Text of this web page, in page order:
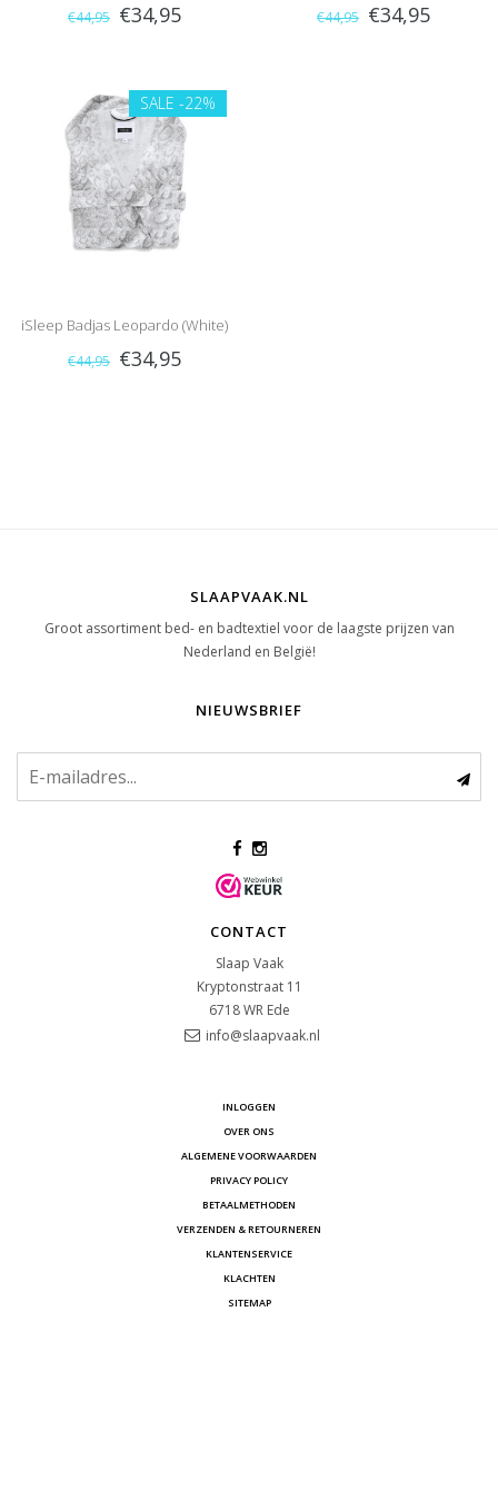
€44,95 €34,95 €44,95 €34,95
SALE -22%
iSleep Badjas Leopardo (White)
€44,95 €34,95
SLAAPVAAK.NL
Groot assortiment bed- en badtextiel voor de laagste prijzen van
Nederland en België!
NIEUWSBRIEF
CONTACT
Slaap Vaak
Kryptonstraat 11
6718 WR Ede
info@slaapvaak.nl
INLOGGEN
OVER ONS
ALGEMENE VOORWAARDEN
PRIVACY POLICY
BETAALMETHODEN
VERZENDEN & RETOURNEREN
KLANTENSERVICE
KLACHTEN
SITEMAP